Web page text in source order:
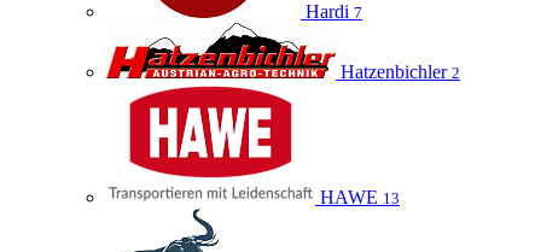
Hardi 7
Hatzenbichler 2
HAWE 13